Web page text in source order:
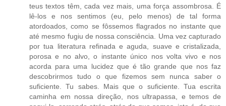
teus textos têm, cada vez mais, uma força assombrosa. É
lê-los e nos sentimos (eu, pelo menos) de tal forma
atordoados, como se fôssemos flagrados no instante que
até mesmo fugiu de nossa consciência. Uma vez capturado
por tua literatura refinada e aguda, suave e cristalizada,
porosa e no alvo, o instante único nos volta vivo e nos
acorda para uma lucidez que é tão grande que nos faz
descobrirmos tudo o que fizemos sem nunca saber o
suficiente. Tu sabes. Mais que o suficiente. Tua escrita
caminha em nossa direção, nos ultrapassa, e temos de